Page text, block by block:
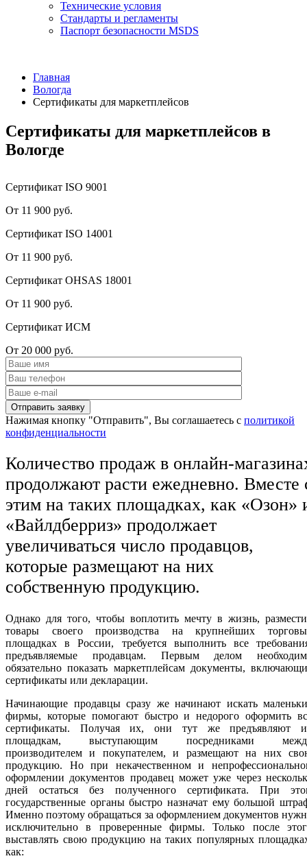
Технические условия
Стандарты и регламенты
Паспорт безопасности MSDS
Главная
Вологда
Сертификаты для маркетплейсов
Сертификаты для маркетплейсов в
Вологде
Сертификат ISO 9001
От 11 900 руб.
Сертификат ISO 14001
От 11 900 руб.
Сертификат OHSAS 18001
От 11 900 руб.
Сертификат ИСМ
От 20 000 руб.
Нажимая кнопку "Отправить", Вы соглашаетесь с политикой
конфиденциальности
Количество продаж в онлайн-
продолжают расти ежедневно. Вместе
этим на таких площадках, как «Озон»
«Вайлдберриз» продолжает
увеличиваться число продавцов,
которые размещают на них
собственную продукцию.
Однако для того, чтобы воплотить мечту в жизнь,
товары своего производства на крупнейших
площадках в России, требуется выполнить все
предъявляемые продавцам. Первым делом
обязательно показать маркетплейсам документы,
сертификаты или декларации.
Начинающие продавцы сразу же начинают искать
фирмы, которые помогают быстро и недорого оформить
сертификаты. Получая их, они тут же предъявляют
площадкам, выступающим посредниками
производителем и покупателем, и размещают на них
продукцию. Но при некачественном и
оформлении документов продавец может уже через
дней остаться без полученного сертификата. При
государственные органы быстро назначат ему большой
Именно поэтому обращаться за оформлением документов
исключительно в проверенные фирмы. Только после
выставлять свою продукцию на таких популярных
как: